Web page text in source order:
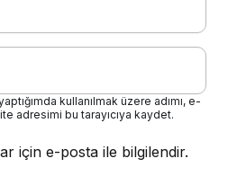
kullanılmak üzere adımı, e-
adresimi bu tarayıcıya kaydet.
için e-posta ile bilgilendir.